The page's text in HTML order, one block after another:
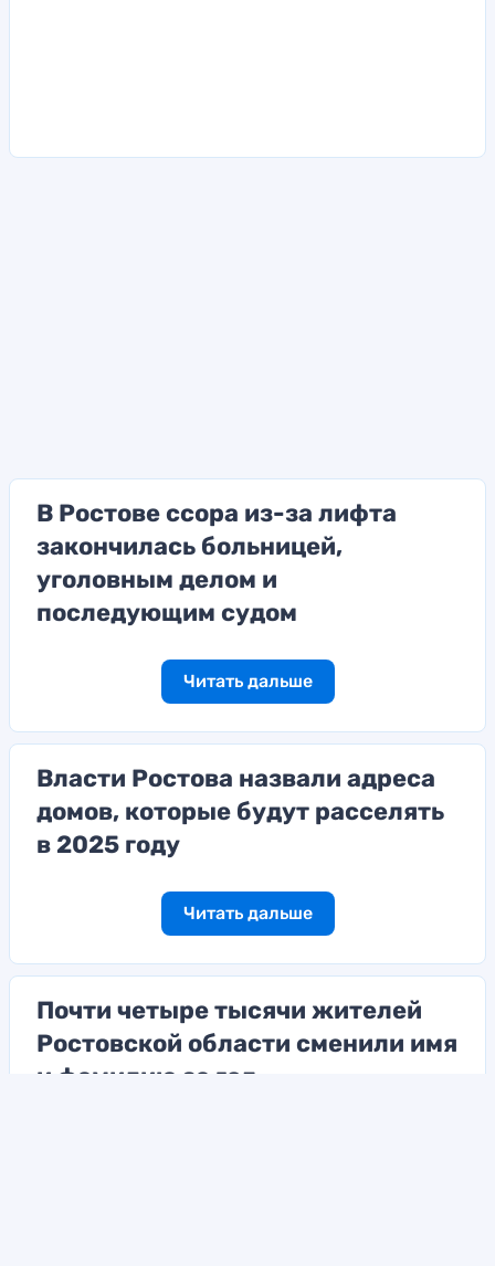
В Ростове ссора из-за лифта
закончилась больницей,
уголовным делом и
последующим судом
Читать дальше
Власти Ростова назвали адреса
домов, которые будут расселять
в 2025 году
Читать дальше
Почти четыре тысячи жителей
Ростовской области сменили имя
и фамилию за год